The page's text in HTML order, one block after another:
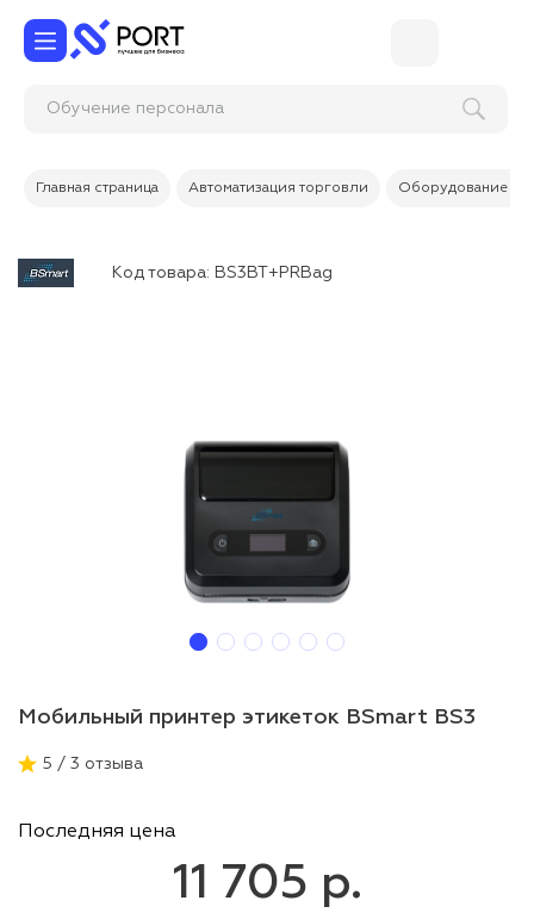
Обучение персо
Главная страница Автоматизация торговли Оборудование
Код товара: BS3BT+PRBag
Мобильный принтер этикеток BSmart BS3
5 / 3 отзыва
Последняя цена
11 705 р.